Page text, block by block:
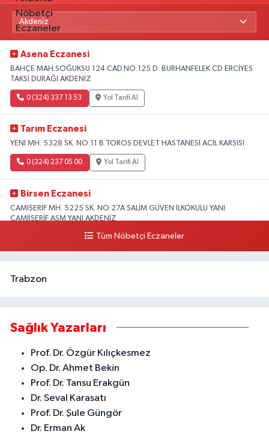
Asena Eczanesi
BAHÇE MAH.SOĞUKSU 124 CAD.NO:125 D BURHANFELEK CD ERCİYES
TAKSİ DURAĞI AKDENİZ
0 (324) 337 13 53 Yol Tarifi Al
Tarım Eczanesi
YENİ MH. 5328 SK. NO:11 B TOROS DEVLET HASTANESİ ACİL KARŞISI
0 (324) 237 05 00 Yol Tarifi Al
Birsen Eczanesi
CAMİŞERİF MH. 5225 SK. NO:27A SALİM GÜVEN İLKOKULU YANI
CAMİİŞERİF ASM YANI AKDENİZ
Yol Tarifi Al
Tüm Nöbetçi Eczaneler
Trabzon
Sağlık Yazarları
Prof. Dr. Özgür Kılıçkesmez
Op. Dr. Ahmet Bekin
Prof. Dr. Tansu Erakgün
Dr. Seval Karasatı
Prof. Dr. Şule Güngör
Dr. Erman Ak